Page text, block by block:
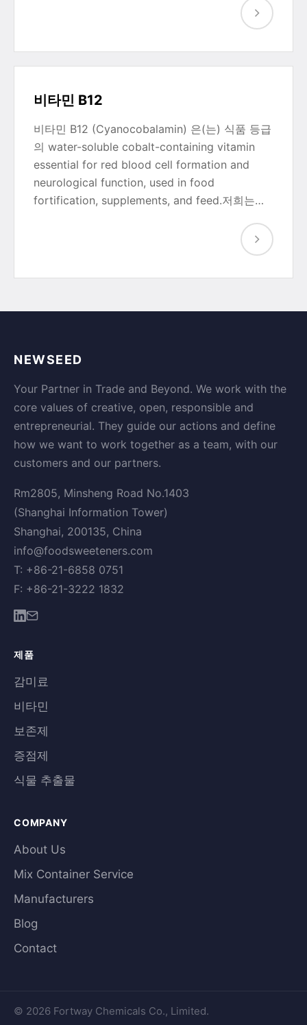
비타민 B12
비타민 B12 (Cyanocobalamin) 은(는) 식품 등급
의 water-soluble cobalt-containing vitamin
essential for red blood cell formation and
neurological function, used in food
fortification, supplements, and feed.저희는…
NEWSEED
Your Partner in Trade and Beyond. We work with the
core values of creative, open, responsible and
entrepreneurial. They guide our actions and define
how we want to work together as a team, with our
customers and our partners.
Rm2805, Minsheng Road No.1403
(Shanghai Information Tower)
Shanghai, 200135, China
info@foodsweeteners.com
T: +86-21-6858 0751
F: +86-21-3222 1832
제품
감미료
비타민
보존제
증점제
식물 추출물
COMPANY
About Us
Mix Container Service
Manufacturers
Blog
Contact
© 2026 Fortway Chemicals Co., Limited.